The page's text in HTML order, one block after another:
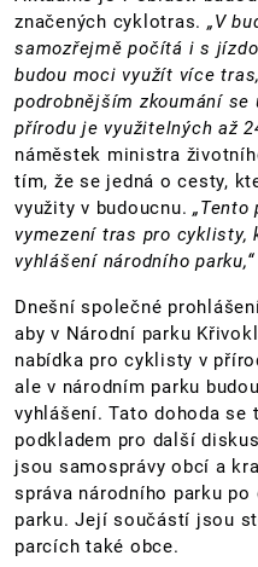
značených cyklotras. „V
samozřejmě počítá i s
budou moci využít více
podrobnějším zkoumání se
přírodu je využitelných až
náměstek ministra
tím, že se jedná o cesty,
využity v budoucnu. „Tento
vymezení tras pro cyklisty,
vyhlášení národního parku,“
Dnešní společné
aby v Národní parku
nabídka pro cyklisty v
ale v národním parku
vyhlášení. Tato dohoda se
podkladem pro další
jsou samosprávy obcí a
správa národního parku po
parku. Její součástí jsou
parcích také obce.